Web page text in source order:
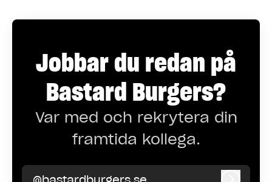
Jobbar du redan på
Bastard Burgers?
Var med och rekrytera din
framtida kollega.